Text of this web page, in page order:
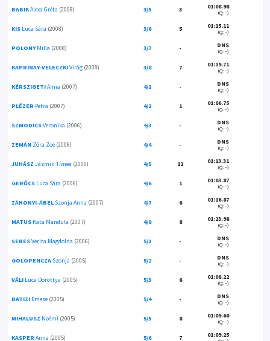
BABIKAlexa Gréta (2008) 3/5 3 01:08.98
(Q: --)
KISLuca Sára (2008) 3/6 5 01:15.11
(Q: --)
POLONYMilla (2008) 3/7 - DNS
(Q: --)
KAPRINAY-VELECZKIVirág (2008) 3/8 7 01:19.71
(Q: --)
KÉRSZIGETIAnna (2007) 4/1 - DNS
(Q: --)
PLÉZER Petra (2007) 4/2 1 01:06.75
(Q: --)
SZMODICSVeronika (2006) 4/3 - DNS
(Q: --)
ZEMÁN Zóra Zoé(2006) 4/4 - DNS
(Q: --)
JUHÁSZ Jázmin Tímea (2006) 4/5 12 01:13.31
(Q: --)
GERŐCSLuca Sára (2006) 4/6 1 01:03.87
(Q: --)
ZÁHONYI-ÁBELSzonja Anna (2007) 4/7 6 01:16.87
(Q: --)
MATUSKata Mandula (2007) 4/8 8 01:23.98
(Q: --)
SERESVerita Magdolna (2006) 5/1 - DNS
(Q: --)
GOLOPENCZASzonja (2005) 5/2 - DNS
(Q: --)
VÁLILuca Dorottya (2005) 5/3 6 01:08.22
(Q: --)
BATIZIEmese (2005) 5/4 - DNS
(Q: --)
MIHALUSZ Noémi (2005) 5/5 8 01:09.60
(Q: --)
KASPER Anna (2005) 5/6 7 01:09.25